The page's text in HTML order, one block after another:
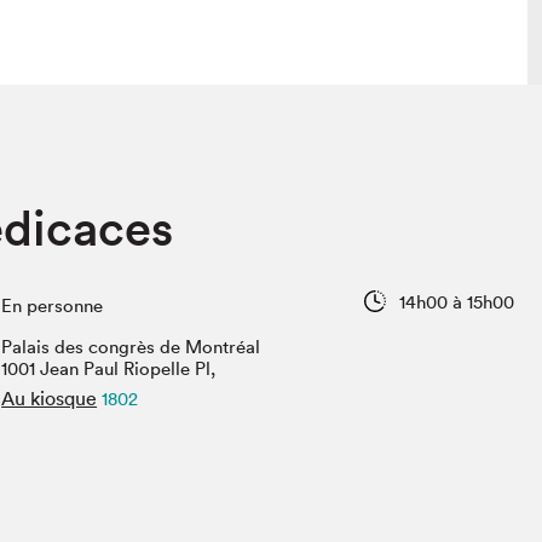
Vidéos et balados
En personne
14h00 à 15h00
Palais des congrès de Montréal
1001 Jean Paul Riopelle Pl,
Au kiosque 1802